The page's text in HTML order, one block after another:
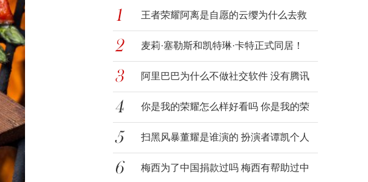
字
王者荣耀阿离是自愿的云缨为什么去救
阿离
麦莉·塞勒斯和凯特琳·卡特正式同居！
阿里巴巴为什么不做社交软件 没有腾讯
那样
你是我的荣耀怎么样好看吗 你是我的荣
耀讲
扫黑风暴董耀是谁演的 扮演者谭凯个人
资料
梅西为了中国捐款过吗 梅西有帮助过中